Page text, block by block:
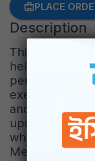
PLACE
Description
This revised
helps children
pencil
exercises,
and numbers.
updated
while still
Method.